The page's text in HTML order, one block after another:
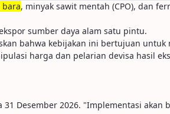
bara, minyak sawit mentah (CPO), dan
sumber daya alam satu pintu.
bahwa kebijakan ini bertujuan
harga dan pelarian devisa hasil
Desember 2026. "Implementasi akan